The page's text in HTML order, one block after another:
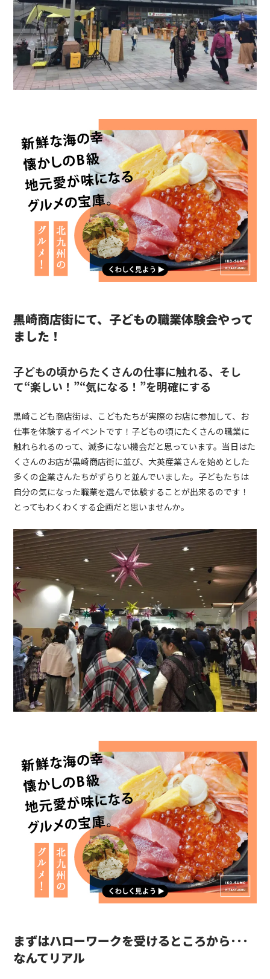
黒崎商店街にて、子どもの職業体験会やって
ました！
子どもの頃からたくさんの仕事に触れる、そし
て“楽しい！”“気になる！”を明確にする
黒崎こども商店街は、こどもたちが実際のお店に参加して、お
仕事を体験するイベントです！子どもの頃にたくさんの職業に
触れられるのって、滅多にない機会だと思っています。当日はた
くさんのお店が黒崎商店街に並び、大英産業さんを始めとした
多くの企業さんたちがずらりと並んでいました。子どもたちは
自分の気になった職業を選んで体験することが出来るのです！
とってもわくわくする企画だと思いませんか。
まずはハローワークを受けるところから･･･
なんてリアル